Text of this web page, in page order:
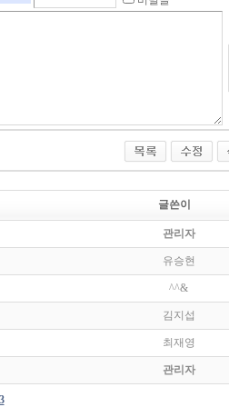
글쓴이
관리자
유승현
^^&
김지섭
최재영
관리자
3